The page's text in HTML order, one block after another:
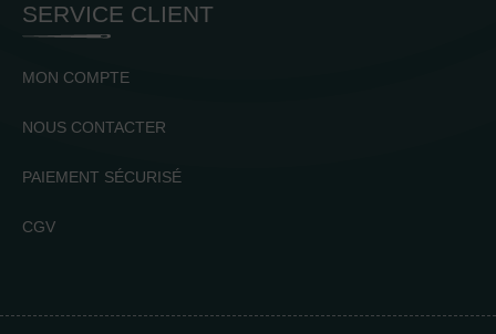
SERVICE CLIENT
MON COMPTE
NOUS CONTACTER
PAIEMENT SÉCURISÉ
CGV